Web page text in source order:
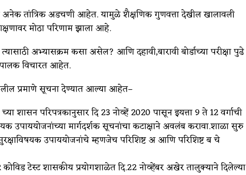
अनेक तांत्रिक अडचणी आहेत. यामुळे शैक्षणिक गुणवत्ता देखील खालावली
मोठा परिणाम झाला आहे.
अभ्यासक्रम कसा असेल? आणि दहावी,बारावी बोर्डाच्या परीक्षा पुढे
पालक विचारत आहेत.
प्रमाणे सूचना देण्यात आल्या आहेत–
शासन परिपत्रकानुसार दि 23 नोव्हें 2020 पासून इयत्ता 9 ते 12 वर्गाची
उपाययोजनांच्या मार्गदर्शक सूचनांचा कटाक्षाने अवलंब करावा.शाळा सुरु
उपाययोजनांचे म्हणजेच परिशिष्ट अ आणि परिशिष्ट ब चे
कोविड टेस्ट शासकीय प्रयोगशाळेत दि.22 नोव्हेंबर अखेर तालुक्याने दिलेल्या